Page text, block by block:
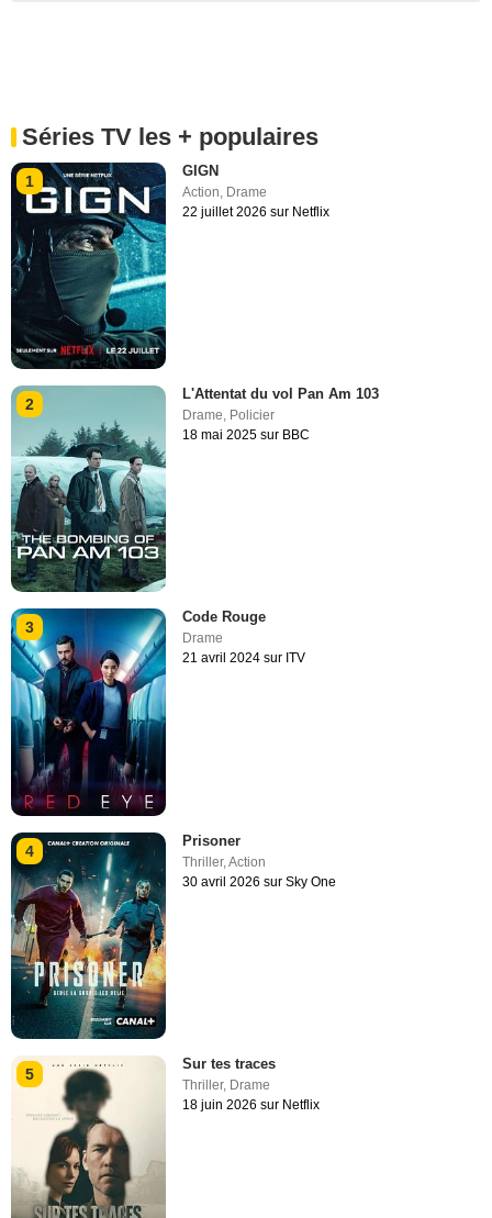
Séries TV les + populaires
1
GIGN
Action Drame
22 juillet 2026 sur Netflix
2
L'Attentat du vol Pan Am 103
Drame, Policier
18 mai 2025 sur BBC
3
Code Rouge
Drame
21 avril 2024 sur ITV
4
Prisoner
Thriller,Action
30 avril 2026 sur Sky One
5
Sur tes traces
Thriller, Drame
18 juin 2026 sur Netflix